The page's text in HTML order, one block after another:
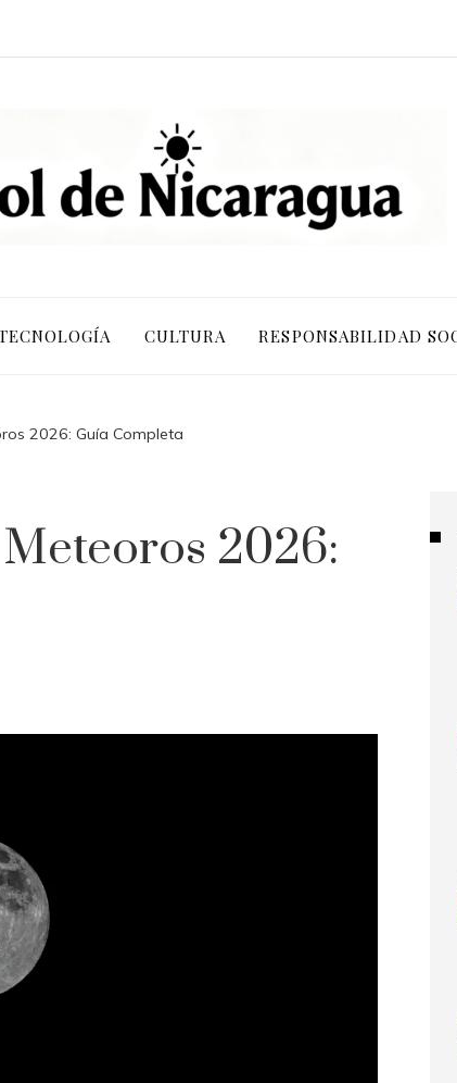
CULTURA RESPONSABILIDAD
2026: Guía Completa
2026: